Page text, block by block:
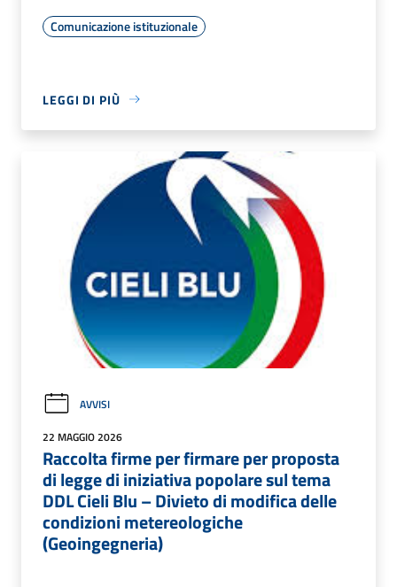
Comunicazione istituzionale
LEGGI DI PIÙ
AVVISI
22 MAGGIO 2026
Raccolta firme per firmare per proposta
di legge di iniziativa popolare sul tema
DDL Cieli Blu – Divieto di modifica delle
condizioni metereologiche
(Geoingegneria)